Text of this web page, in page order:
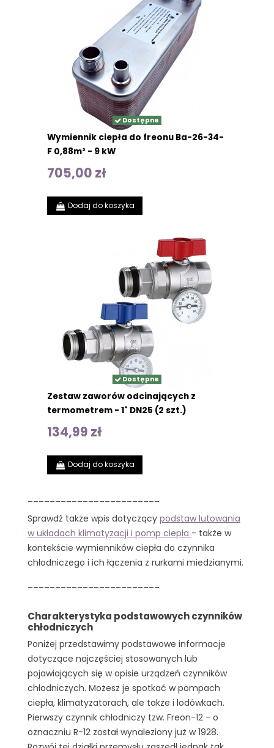
Dostępne
Wymiennik ciepła do freonu Ba-26-34-
F 0,88m² - 9 kW
705,00 zł
Dodaj do koszyka
Dostępne
Zestaw zaworów odcinających z
termometrem - 1" DN25 (2 szt.)
134,99 zł
Dodaj do koszyka
Sprawdź także wpis dotyczący podstaw lutowania
w układach klimatyzacji i pomp ciepła - także w
kontekście wymienników ciepła do czynnika
chłodniczego i ich łączenia z rurkami miedzianymi.
Charakterystyka podstawowych czynników
chłodniczych
Poniżej przedstawimy podstawowe informacje
dotyczące najczęściej stosowanych lub
pojawiających się w opisie urządzeń czynników
chłodniczych. Możesz je spotkać w pompach
ciepła, klimatyzatorach, ale także i lodówkach.
Pierwszy czynnik chłodniczy tzw. Freon-12 - o
oznaczniu R-12 został wynaleziony już w 1928.